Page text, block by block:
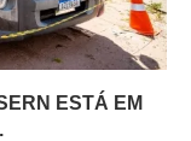
ESTÁ EM